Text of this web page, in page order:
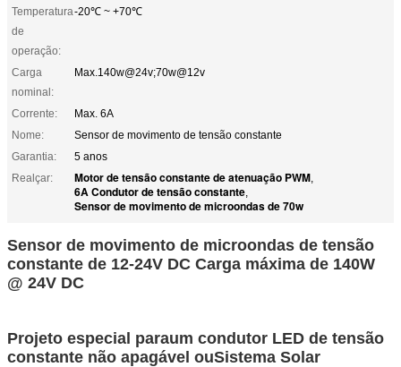
Temperatura
de
operação:
-20℃ ~ +70℃
Carga
nominal:
Max.140w@24v;70w@12v
Corrente:
Max. 6A
Nome:
Sensor de movimento de tensão constante
Garantia:
5 anos
Realçar:
Motor de tensão constante de atenuação PWM,
6A Condutor de tensão constante,
Sensor de movimento de microondas de 70w
Sensor de movimento de microondas de tensão
constante de 12-24V DC Carga máxima de 140W
@ 24V DC
Projeto especial paraum condutor LED de tensão
constante não apagável ouSistema Solar